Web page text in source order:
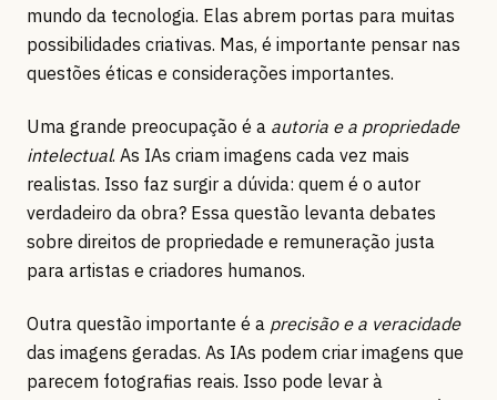
mundo da tecnologia. Elas abrem portas para muitas
possibilidades criativas. Mas, é importante pensar nas
questões éticas e considerações importantes.
Uma grande preocupação é a autoria e a propriedade
intelectual. As IAs criam imagens cada vez mais
realistas. Isso faz surgir a dúvida: quem é o autor
verdadeiro da obra? Essa questão levanta debates
sobre direitos de propriedade e remuneração justa
para artistas e criadores humanos.
Outra questão importante é a precisão e a veracidade
das imagens geradas. As IAs podem criar imagens que
parecem fotografias reais. Isso pode levar à